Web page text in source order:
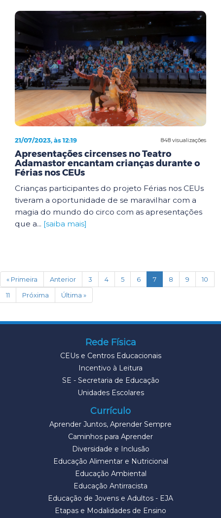
848 visualizações
21/07/2023, às 12:19
Apresentações circenses no Teatro
Adamastor encantam crianças durante o
Férias nos CEUs
Crianças participantes do projeto Férias nos CEUs
tiveram a oportunidade de se maravilhar com a
magia do mundo do circo com as apresentações
que a... [saiba mais]
« Primeira Anterior 3 4 5 6 7(current)
8 9
10
11
Próxima Última »
Rede Física
CEUs e Centros Educacionais
Incentivo à Leitura
SE - Secretaria de Educação
Unidades Escolares
Currículo
Aprender Juntos, Aprender Sempre
Caminhos para Aprender
Diversidade e Inclusão
Educação Alimentar e Nutricional
Educação Ambiental
Educação Antirracista
Educação de Jovens e Adultos - EJA
Etapas e Modalidades de Ensino